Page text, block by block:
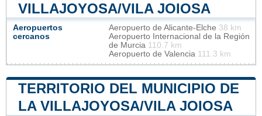
VILLAJOYOSA/VILA JOIOSA
Aeropuertos
cercanos
Aeropuerto de Alicante-Elche 38 km
Aeropuerto Internacional de la Región
de Murcia 110.7 km
Aeropuerto de Valencia 111.3 km
TERRITORIO DEL MUNICIPIO DE
LA VILLAJOYOSA/VILA JOIOSA